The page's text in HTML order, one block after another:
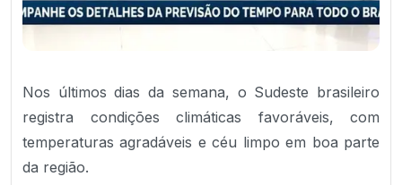
Nos últimos dias da semana, o Sudeste brasileiro
registra condições climáticas favoráveis, com
temperaturas agradáveis e céu limpo em boa parte
da região.